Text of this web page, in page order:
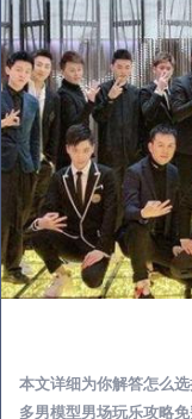
本文详细为你解答怎么
多男模型男场玩乐攻略